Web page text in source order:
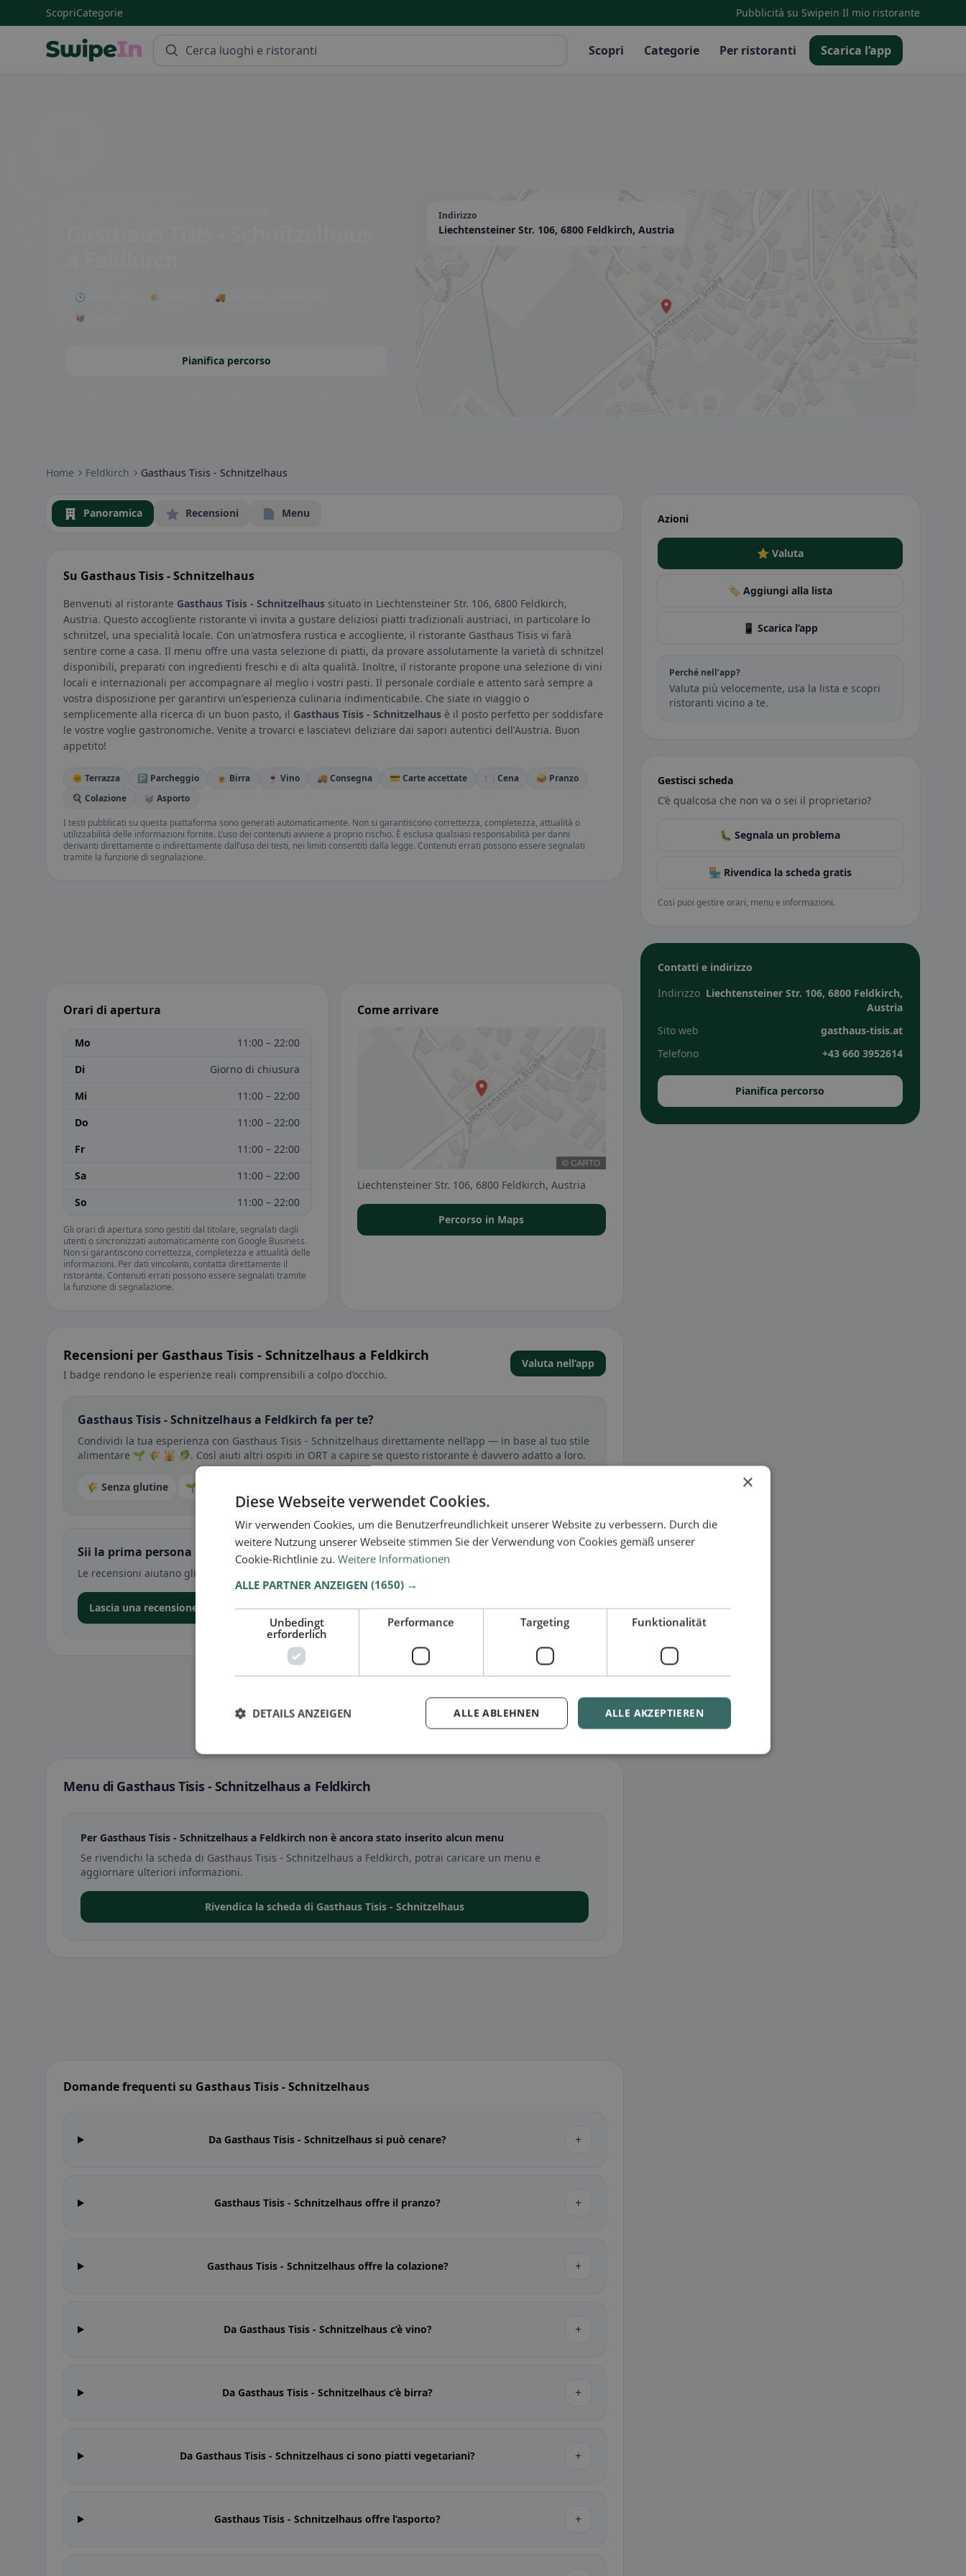
ScopriCategorie Pubblicità su Swipein·Il mio ristorante
Scopri Categorie Per ristoranti Scarica l’app
🕒 Aperto ora 🌤 Terrazza
🚚 Consegna a domicilio
🥡 Asporto
Pianifica percorso
Indirizzo
Liechtensteiner Str. 106, 6800 Feldkirch, Austria
Home Feldkirch Gasthaus Tisis - Schnitzelhaus
Panoramica Recensioni Menu
Su Gasthaus Tisis - Schnitzelhaus
Benvenuti al ristorante Gasthaus Tisis - Schnitzelhaus situato in Liechtensteiner Str. 106, 6800 Feldkirch,
Austria. Questo accogliente ristorante vi invita a gustare deliziosi piatti tradizionali austriaci, in particolare lo
schnitzel, una specialità locale. Con un'atmosfera rustica e accogliente, il ristorante Gasthaus Tisis vi farà
sentire come a casa. Il menu offre una vasta selezione di piatti, da provare assolutamente la varietà di schnitzel
disponibili, preparati con ingredienti freschi e di alta qualità. Inoltre, il ristorante propone una selezione di vini
locali e internazionali per accompagnare al meglio i vostri pasti. Il personale cordiale e attento sarà sempre a
vostra disposizione per garantirvi un'esperienza culinaria indimenticabile. Che siate in viaggio o
semplicemente alla ricerca di un buon pasto, il Gasthaus Tisis - Schnitzelhaus è il posto perfetto per soddisfare
le vostre voglie gastronomiche. Venite a trovarci e lasciatevi deliziare dai sapori autentici dell'Austria. Buon
appetito!
🌞 Terrazza 🅿️ Parcheggio 🍺 Birra 🍷 Vino 🚚 Consegna 💳 Carte accettate 🍽️ Cena
🥪 Pranzo
🍳 Colazione
🥡 Asporto
I testi pubblicati su questa piattaforma sono generati automaticamente. Non si garantiscono correttezza, completezza, attualità o
utilizzabilità delle informazioni fornite. L’uso dei contenuti avviene a proprio rischio. È esclusa qualsiasi responsabilità per danni
derivanti direttamente o indirettamente dall’uso dei testi, nei limiti consentiti dalla legge. Contenuti errati possono essere segnalati
tramite la funzione di segnalazione.
Orari di apertura
Mo
11:00 – 22:00
Di
Giorno di chiusura
Mi
11:00 – 22:00
Do
11:00 – 22:00
Fr
11:00 – 22:00
Sa
11:00 – 22:00
So
11:00 – 22:00
Gli orari di apertura sono gestiti dal titolare, segnalati dagli
utenti o sincronizzati automaticamente con Google Business.
Non si garantiscono correttezza, completezza e attualità delle
informazioni. Per dati vincolanti, contatta direttamente il
ristorante. Contenuti errati possono essere segnalati tramite
la funzione di segnalazione.
Come arrivare
Liechtensteiner Str. 106, 6800 Feldkirch, Austria
Percorso in Maps
Recensioni per Gasthaus Tisis - Schnitzelhaus a Feldkirch
I badge rendono le esperienze reali comprensibili a colpo d’occhio.
Valuta nell’app
Gasthaus Tisis - Schnitzelhaus a Feldkirch fa per te?
Condividi la tua esperienza con Gasthaus Tisis - Schnitzelhaus direttamente nell’app — in base al tuo stile
alimentare 🌱 🌾 🕌 🥬. Così aiuti altri ospiti in ORT a capire se questo ristorante è davvero adatto a loro.
🌾 Senza glutine 🌱 Vegano
Sii la prima persona a condividere la tua esperienza
Le recensioni aiutano gli altri a decidere — soprattutto per senza glutine, vegano, vegetariano o halal.
Lascia una recensione nell’app
Menu di Gasthaus Tisis - Schnitzelhaus a Feldkirch
Per Gasthaus Tisis - Schnitzelhaus a Feldkirch non è ancora stato inserito alcun menu
Se rivendichi la scheda di Gasthaus Tisis - Schnitzelhaus a Feldkirch, potrai caricare un menu e
aggiornare ulteriori informazioni.
Rivendica la scheda di Gasthaus Tisis - Schnitzelhaus
Domande frequenti su Gasthaus Tisis - Schnitzelhaus
Da Gasthaus Tisis - Schnitzelhaus si può cenare? +
Gasthaus Tisis - Schnitzelhaus offre il pranzo? +
Gasthaus Tisis - Schnitzelhaus offre la colazione? +
Da Gasthaus Tisis - Schnitzelhaus c’è vino? +
Da Gasthaus Tisis - Schnitzelhaus c’è birra? +
Da Gasthaus Tisis - Schnitzelhaus ci sono piatti vegetariani? +
Gasthaus Tisis - Schnitzelhaus offre l’asporto? +
Azioni
⭐ Valuta
🏷️ Aggiungi alla lista
📱 Scarica l’app
Perché nell’app?
Valuta più velocemente, usa la lista e scopri
ristoranti vicino a te.
Gestisci scheda
C’è qualcosa che non va o sei il proprietario?
🐛 Segnala un problema
🏪 Rivendica la scheda gratis
Così puoi gestire orari, menu e informazioni.
Contatti e indirizzo
Indirizzo Liechtensteiner Str. 106, 6800 Feldkirch,
Austria
Sito web
gasthaus-tisis.at
Telefono
+43 660 3952614
Pianifica percorso
×
Diese Webseite verwendet Cookies.
Wir verwenden Cookies, um die Benutzerfreundlichkeit unserer Website zu verbessern. Durch die
weitere Nutzung unserer Webseite stimmen Sie der Verwendung von Cookies gemäß unserer
Cookie-Richtlinie zu. Weitere Informationen
ALLE PARTNER ANZEIGEN (1650) →
Unbedingt
erforderlich
Performance Targeting Funktionalität
ALLE AKZEPTIEREN
ALLE ABLEHNEN
DETAILS ANZEIGEN